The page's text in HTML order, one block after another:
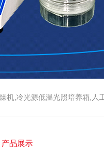
机,冷光源低温光照培养箱,人
产品展示